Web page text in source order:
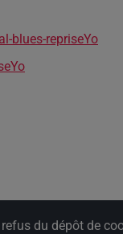
blues-repriseYo
du dépôt de